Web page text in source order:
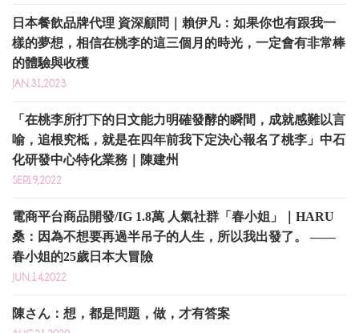
日本餐飲品牌代理 資深顧問｜賴伊凡：如果你也有跟我一
樣的夢想，相信在桃李的這三個月的時光，一定會有非常棒
的體驗與收穫
JAN.31,2023
「在桃李所打下的日文能力明確發酵的瞬間，成就感難以言
喻，追根究柢，就是在四年前我下定決心報名了桃李」中石
化研發中心特化業務｜陳建州
SEP.19,2022
電商平台商品開發/IG 1.8萬 人氣社群「春小姐」｜HARU
桑：因為不想要再過半吊子的人生，所以我出發了。 ——
春小姐的25歲日本大冒險
JUN.14,2022
陳さん：想，都是問題，做，才有答案